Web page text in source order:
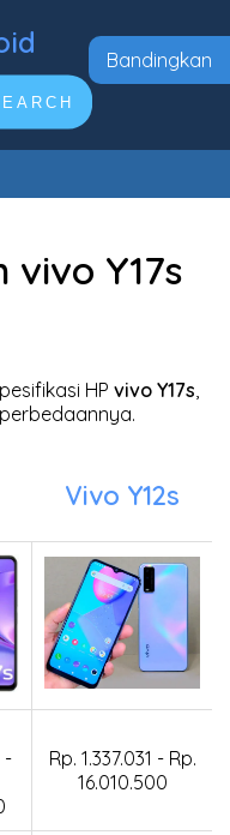
vivo Y17s
HP vivo Y17s,
Vivo Y12s
-
Rp. 1.337.031 - Rp.
16.010.500
Bandingkan